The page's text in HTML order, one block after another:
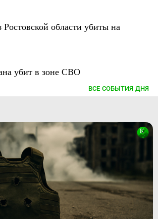
области убиты на
убит в зоне СВО
ВСЕ СОБЫТИЯ ДНЯ